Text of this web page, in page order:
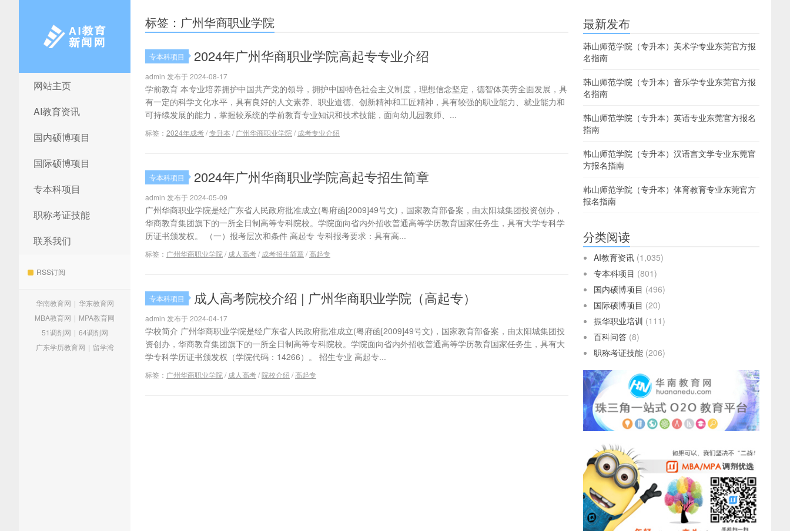
AI教育新闻网
网站主页
AI教育资讯
国内硕博项目
国际硕博项目
专本科项目
职称考证技能
联系我们
RSS订阅
华南教育网 | 华东教育网
MBA教育网 | MPA教育网
51调剂网 | 64调剂网
广东学历教育网 | 留学湾
标签：广州华商职业学院
专本科项目 2024年广州华商职业学院高起专专业介绍
admin 发布于 2024-08-17
学前教育 本专业培养拥护中国共产党的领导，拥护中国特色社会主义制度，理想信念坚定，德智体美劳全面发展，具
有一定的科学文化水平，具有良好的人文素养、职业道德、创新精神和工匠精神，具有较强的职业能力、就业能力和
可持续发展的能力，掌握较系统的学前教育专业知识和技术技能，面向幼儿园教师、...
标签： 2024年成考/专升本 / 广州华商职业学院 / 成考专业介绍
专本科项目 2024年广州华商职业学院高起专招生简章
admin 发布于 2024-05-09
广州华商职业学院是经广东省人民政府批准成立(粤府函[2009]49号文)，国家教育部备案，由太阳城集团投资创办，
华商教育集团旗下的一所全日制高等专科院校。学院面向省内外招收普通高等学历教育国家任务生，具有大学专科学
历证书颁发权。 （一）报考层次和条件 高起专 专科报考要求：具有高...
标签： 广州华商职业学院 / 成人高考/ 成考招生简章/高起专
专本科项目 成人高考院校介绍 | 广州华商职业学院（高起专）
admin 发布于 2024-04-17
学校简介 广州华商职业学院是经广东省人民政府批准成立(粤府函[2009]49号文)，国家教育部备案，由太阳城集团投
资创办，华商教育集团旗下的一所全日制高等专科院校。学院面向省内外招收普通高等学历教育国家任务生，具有大
学专科学历证书颁发权（学院代码：14266）。 招生专业 高起专...
标签： 广州华商职业学院 / 成人高考/院校介绍 /高起专
最新发布
韩山师范学院（专升本）美术学专业东莞官方报
名指南
韩山师范学院（专升本）音乐学专业东莞官方报
名指南
韩山师范学院（专升本）英语专业东莞官方报名
指南
韩山师范学院（专升本）汉语言文学专业东莞官
方报名指南
韩山师范学院（专升本）体育教育专业东莞官方
报名指南
分类阅读
AI教育资讯 (1,035)
专本科项目 (801)
国内硕博项目 (496)
国际硕博项目 (20)
振华职业培训 (111)
百科问答 (8)
职称考证技能 (206)